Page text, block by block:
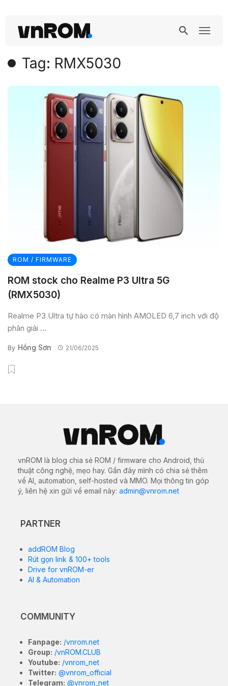
Tag: RMX5030
ROM / FIRMWARE
ROM stock cho Realme P3 Ultra 5G
(RMX5030)
Realme P3 Ultra tự hào có màn hình AMOLED 6,7 inch với độ
phân giải ...
By Hồng Sơn 21/06/2025
vnROM là blog chia sẻ ROM / firmware cho Android, thủ
thuật công nghệ, mẹo hay. Gần đây mình có chia sẻ thêm
về AI, automation, self-hosted và MMO. Mọi thông tin góp
ý, liên hệ xin gửi về email này: admin@vnrom.net
PARTNER
addROM Blog
Rút gọn link & 100+ tools
Drive for vnROM-er
AI & Automation
COMMUNITY
Fanpage: /vnrom.net
Group: /vnROM.CLUB
Youtube: /vnrom_net
Twitter: @vnrom_official
Telegram: @vnrom_net